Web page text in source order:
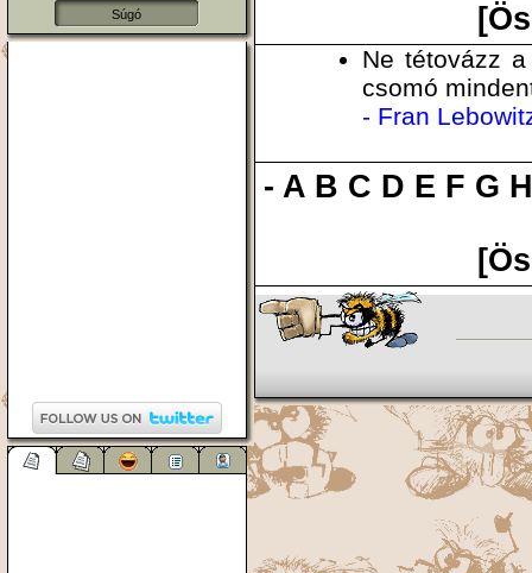
Súgó
Ne tétovázz
csomó
- Fran
-A B C D E F G